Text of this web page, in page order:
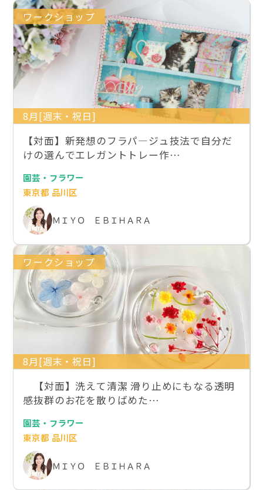
ワークショップ
8月[週末・祝日]
【対面】新発想のフラパ―ジュ技法で自分だ
けの選んでエレガントトレー作…
園芸・フラワー
東京都 品川区
ＭＩＹＯ ＥＢＩＨＡＲＡ
ワークショップ
8月[週末・祝日]
【対面】洗えて清潔 滑り止めにもなる透明
感抜群のお花を散りばめた…
園芸・フラワー
東京都 品川区
ＭＩＹＯ ＥＢＩＨＡＲＡ